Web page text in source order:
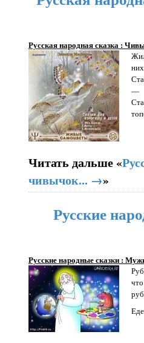
Русская народная сказка :
—
Читать дальше «
чивычок... →»
Русские
Русские народные сказки :